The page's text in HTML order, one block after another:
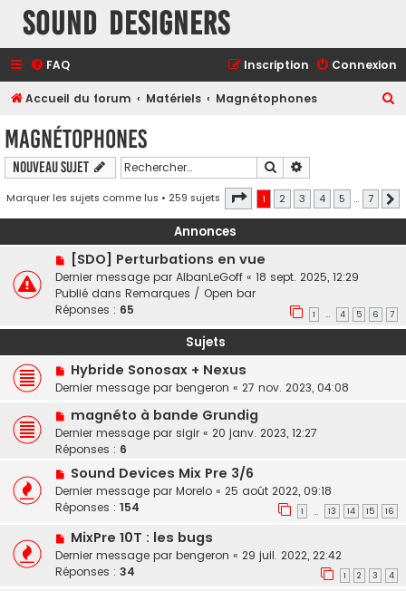
Sound Designers
FAQ Connexion
Inscription
Accueil du forum Matériels Magnétophones
e
r
r
Magnétophones
Nouveau sujet Rechercher
Marquer les sujets comme lus • 259 sujets Page 1sur7
1 2 3 4 5 … 7
Annonces
[SDO] Perturbations en vue
Dernier message par AlbanLeGoff « 18 sept. 2025, 12:29
Publié dans Remarques / Open bar
Réponses : 65 1 … 4 5 6 7
Sujets
Hybride Sonosax + Nexus
Dernier message par bengeron « 27 nov. 2023, 04:08
magnéto à bande Grundig
Dernier message par sigir « 20 janv. 2023, 12:27
Réponses : 6
Sound Devices Mix Pre 3/6
Dernier message par Morelo « 25 août 2022, 09:18
Réponses : 154 1 … 13 14 15 16
MixPre 10T : les bugs
Dernier message par bengeron « 29 juil. 2022, 22:42
Réponses : 34 1 2 3 4